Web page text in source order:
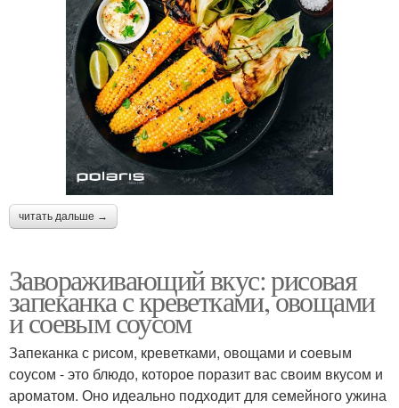
читать дальше →
Завораживающий вкус: рисовая
запеканка с креветками, овощами
и соевым соусом
Запеканка с рисом, креветками, овощами и соевым
соусом - это блюдо, которое поразит вас своим вкусом и
ароматом. Оно идеально подходит для семейного ужина